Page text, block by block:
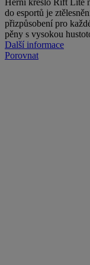
do esportů je
přizpůsobení pro
pěny s vysokou
Další informace
Porovnat